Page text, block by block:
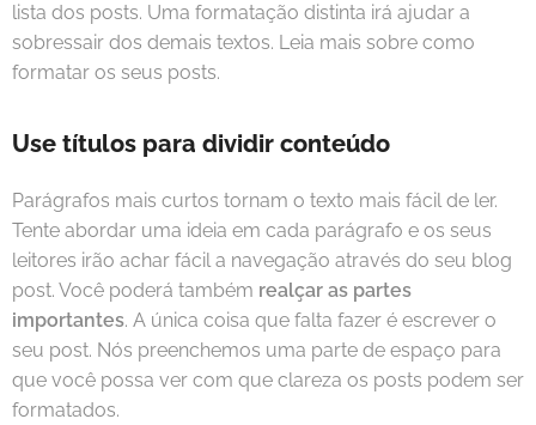
lista dos posts. Uma formatação distinta irá ajudar a
sobressair dos demais textos. Leia mais sobre como
formatar os seus posts.
Use títulos para dividir conteúdo
Parágrafos mais curtos tornam o texto mais fácil de ler.
Tente abordar uma ideia em cada parágrafo e os seus
leitores irão achar fácil a navegação através do seu blog
post. Você poderá também realçar as partes
importantes. A única coisa que falta fazer é escrever o
seu post. Nós preenchemos uma parte de espaço para
que você possa ver com que clareza os posts podem ser
formatados.